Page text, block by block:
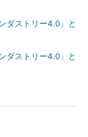
ダストリー4.0」と
ダストリー4.0」と